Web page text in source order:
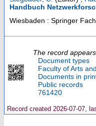
Handbuch
Wiesbaden : Springer
The record
Document types
Faculty of Arts
Documents in
Public records
761420
Record created 2026-07-07,